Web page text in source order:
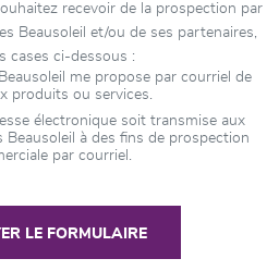
recevoir de la prospection par
Beausoleil et/ou de ses partenaires,
cases ci-dessous :
me propose par courriel de
produits ou services.
électronique soit transmise aux
Beausoleil à des fins de prospection
par courriel.
LE FORMULAIRE